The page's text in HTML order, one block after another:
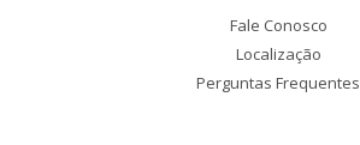
Fale Conosco
Localização
Perguntas Frequentes